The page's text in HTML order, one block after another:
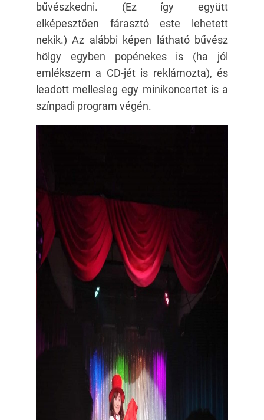
bűvészkedni. (Ez így együtt
elképesztően fárasztó este lehetett
nekik.) Az alábbi képen látható bűvész
hölgy egyben popénekes is (ha jól
emlékszem a CD-jét is reklámozta), és
leadott mellesleg egy minikoncertet is a
színpadi program végén.